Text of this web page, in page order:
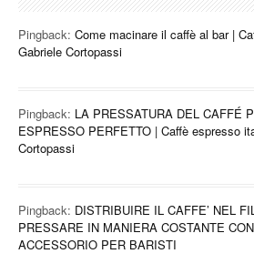
Pingback: Come macinare il caffè al bar |
Gabriele Cortopassi
Pingback: LA PRESSATURA DEL CAFFÉ
ESPRESSO PERFETTO | Caffè espresso
Cortopassi
Pingback: DISTRIBUIRE IL CAFFE’ NEL
PRESSARE IN MANIERA COSTANTE
ACCESSORIO PER BARISTI